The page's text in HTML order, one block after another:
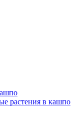
растения в кашпо